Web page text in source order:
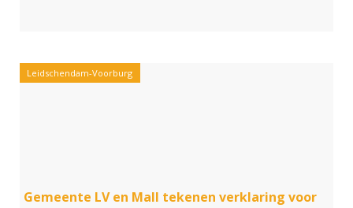
Leidschendam-Voorburg
Gemeente LV en Mall tekenen verklaring voor